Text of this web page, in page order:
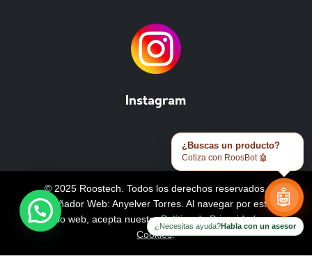
Instagram
© 2025 Roostech. Todos los derechos reservados.
Diseñador Web: Anyelver Torres . Al navegar por este
sitio web, acepta nuestraPolítica de Privacidad y
Cookies.
¿Buscas un producto?
Cotiza con RoosBot 🤖
🤖
¿Necesitas ayuda?Habla con un asesor